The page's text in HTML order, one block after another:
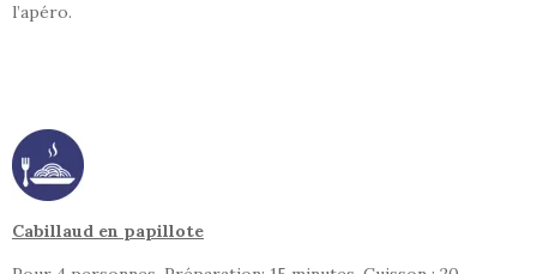
l’apéro.
Cabillaud en papillote